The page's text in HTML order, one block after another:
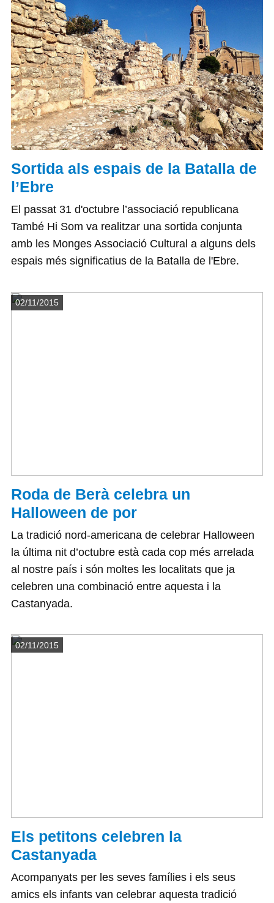
Sortida als espais de la Batalla de
l’Ebre
El passat 31 d'octubre l’associació republicana
També Hi Som va realitzar una sortida conjunta
amb les Monges Associació Cultural a alguns dels
espais més significatius de la Batalla de l'Ebre.
Roda de Berà celebra un
Halloween de por
Detalls
02/11/2015
La tradició nord-americana de celebrar Halloween
la última nit d’octubre està cada cop més arrelada
al nostre país i són moltes les localitats que ja
celebren una combinació entre aquesta i la
Castanyada.
Els petitons celebren la
Castanyada
Detalls
02/11/2015
Acompanyats per les seves famílies i els seus
amics els infants van celebrar aquesta tradició